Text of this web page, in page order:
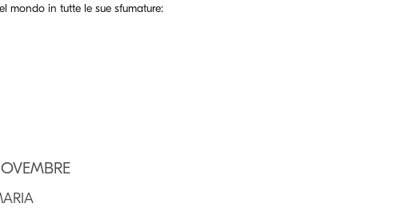
mondo in tutte le sue sfumature: